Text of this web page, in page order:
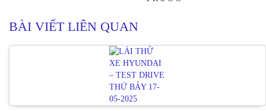
BÀI VIẾT LIÊN QUAN